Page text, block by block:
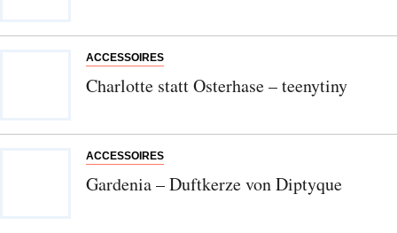
ACCESSOIRES
Charlotte statt Osterhase – teenytiny
ACCESSOIRES
Gardenia – Duftkerze von Diptyque